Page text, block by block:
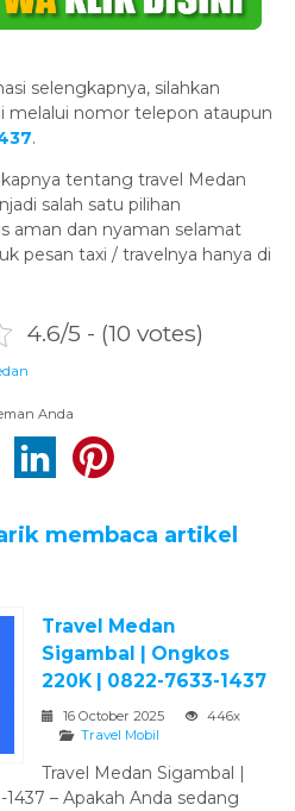
selengkapnya, silahkan
nomor telepon ataupun
.
tentang travel Medan
salah satu pilihan
aman dan nyaman selamat
pesan taxi / travelnya hanya di
4.6/5 - (10 votes)
Anda
membaca artikel
Travel Medan
Sigambal | Ongkos
220K | 0822-7633-1437
16 October 2025
446x
Travel Mobil
Travel Medan Sigambal |
– Apakah Anda sedang